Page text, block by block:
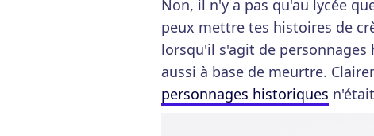
Non, il n'y a pas qu'au lycée
peux mettre tes histoires de
lorsqu'il s'agit de
aussi à base de meurtre.
personnages historiques